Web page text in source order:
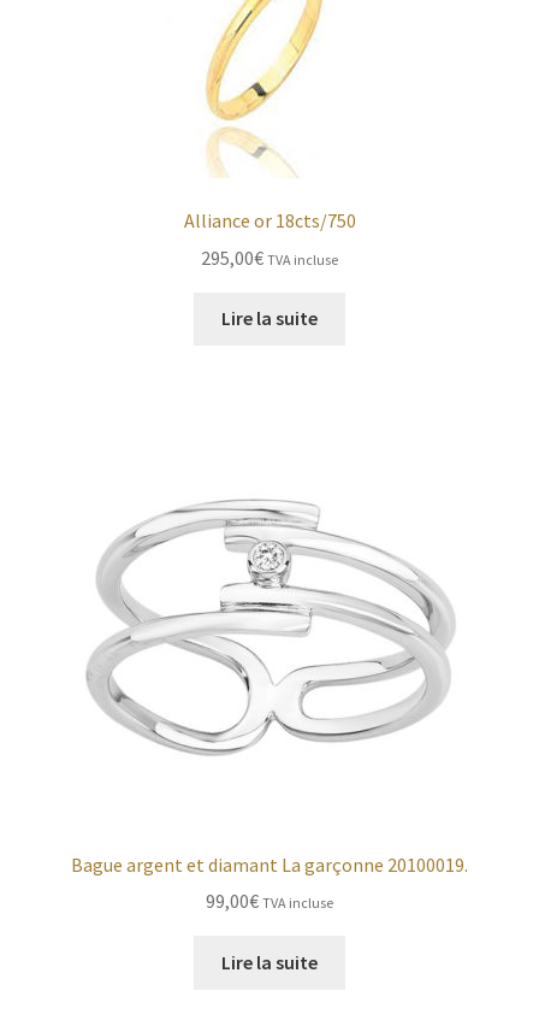
Alliance or 18cts/750
295,00€ TVA incluse
Lire la suite
Bague argent et diamant La garçonne 20100019.
99,00€ TVA incluse
Lire la suite